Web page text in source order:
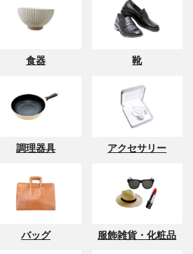
食器 靴
調理器具 アクセサリー
バッグ 服飾雑貨・化粧品